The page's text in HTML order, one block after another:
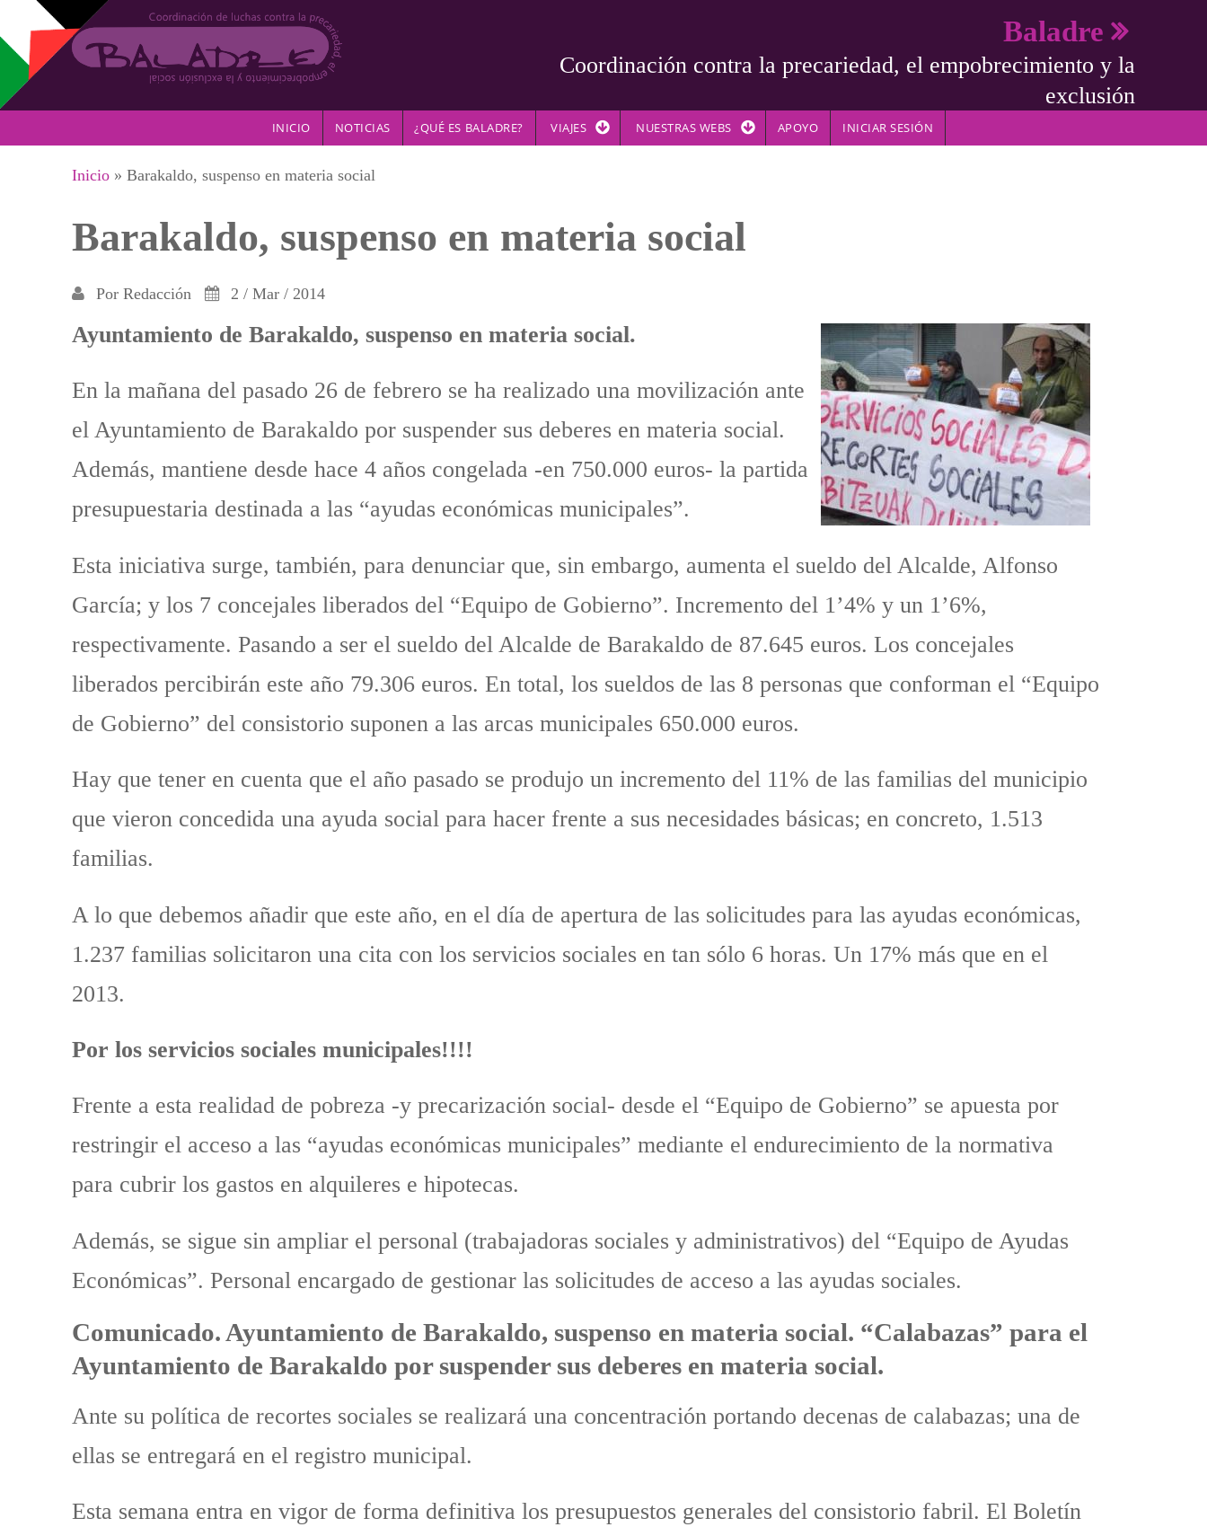
Pasar al contenido principal
Baladre
Coordinación contra la precariedad, el empobrecimiento y la
exclusión
INICIO NOTICIAS ¿QUÉ ES BALADRE? VIAJES NUESTRAS WEBS APOYO INICIAR SESIÓN
Se encuentra usted aquí
Inicio » Barakaldo, suspenso en materia social
Barakaldo, suspenso en materia social
Por Redacción 2 / Mar / 2014
Ayuntamiento de Barakaldo, suspenso en materia social.
En la mañana del pasado 26 de febrero se ha realizado una movilización ante
el Ayuntamiento de Barakaldo por suspender sus deberes en materia social.
Además, mantiene desde hace 4 años congelada -en 750.000 euros- la partida
presupuestaria destinada a las “ayudas económicas municipales”.
Esta iniciativa surge, también, para denunciar que, sin embargo, aumenta el sueldo del Alcalde, Alfonso
García; y los 7 concejales liberados del “Equipo de Gobierno”. Incremento del 1’4% y un 1’6%,
respectivamente. Pasando a ser el sueldo del Alcalde de Barakaldo de 87.645 euros. Los concejales
liberados percibirán este año 79.306 euros. En total, los sueldos de las 8 personas que conforman el “Equipo
de Gobierno” del consistorio suponen a las arcas municipales 650.000 euros.
Hay que tener en cuenta que el año pasado se produjo un incremento del 11% de las familias del municipio
que vieron concedida una ayuda social para hacer frente a sus necesidades básicas; en concreto, 1.513
familias.
A lo que debemos añadir que este año, en el día de apertura de las solicitudes para las ayudas económicas,
1.237 familias solicitaron una cita con los servicios sociales en tan sólo 6 horas. Un 17% más que en el
2013.
Por los servicios sociales municipales!!!!
Frente a esta realidad de pobreza -y precarización social- desde el “Equipo de Gobierno” se apuesta por
restringir el acceso a las “ayudas económicas municipales” mediante el endurecimiento de la normativa
para cubrir los gastos en alquileres e hipotecas.
Además, se sigue sin ampliar el personal (trabajadoras sociales y administrativos) del “Equipo de Ayudas
Económicas”. Personal encargado de gestionar las solicitudes de acceso a las ayudas sociales.
Comunicado. Ayuntamiento de Barakaldo, suspenso en materia social. “Calabazas” para el
Ayuntamiento de Barakaldo por suspender sus deberes en materia social.
Ante su política de recortes sociales se realizará una concentración portando decenas de calabazas; una de
ellas se entregará en el registro municipal.
Esta semana entra en vigor de forma definitiva los presupuestos generales del consistorio fabril. El Boletín